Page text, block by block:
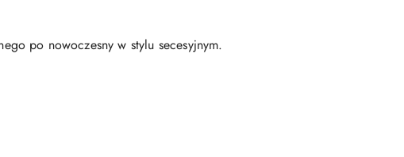
po nowoczesny w stylu secesyjnym.